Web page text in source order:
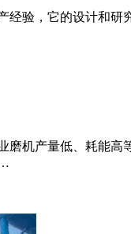
经验，它的设计和
磨机产量低、耗能